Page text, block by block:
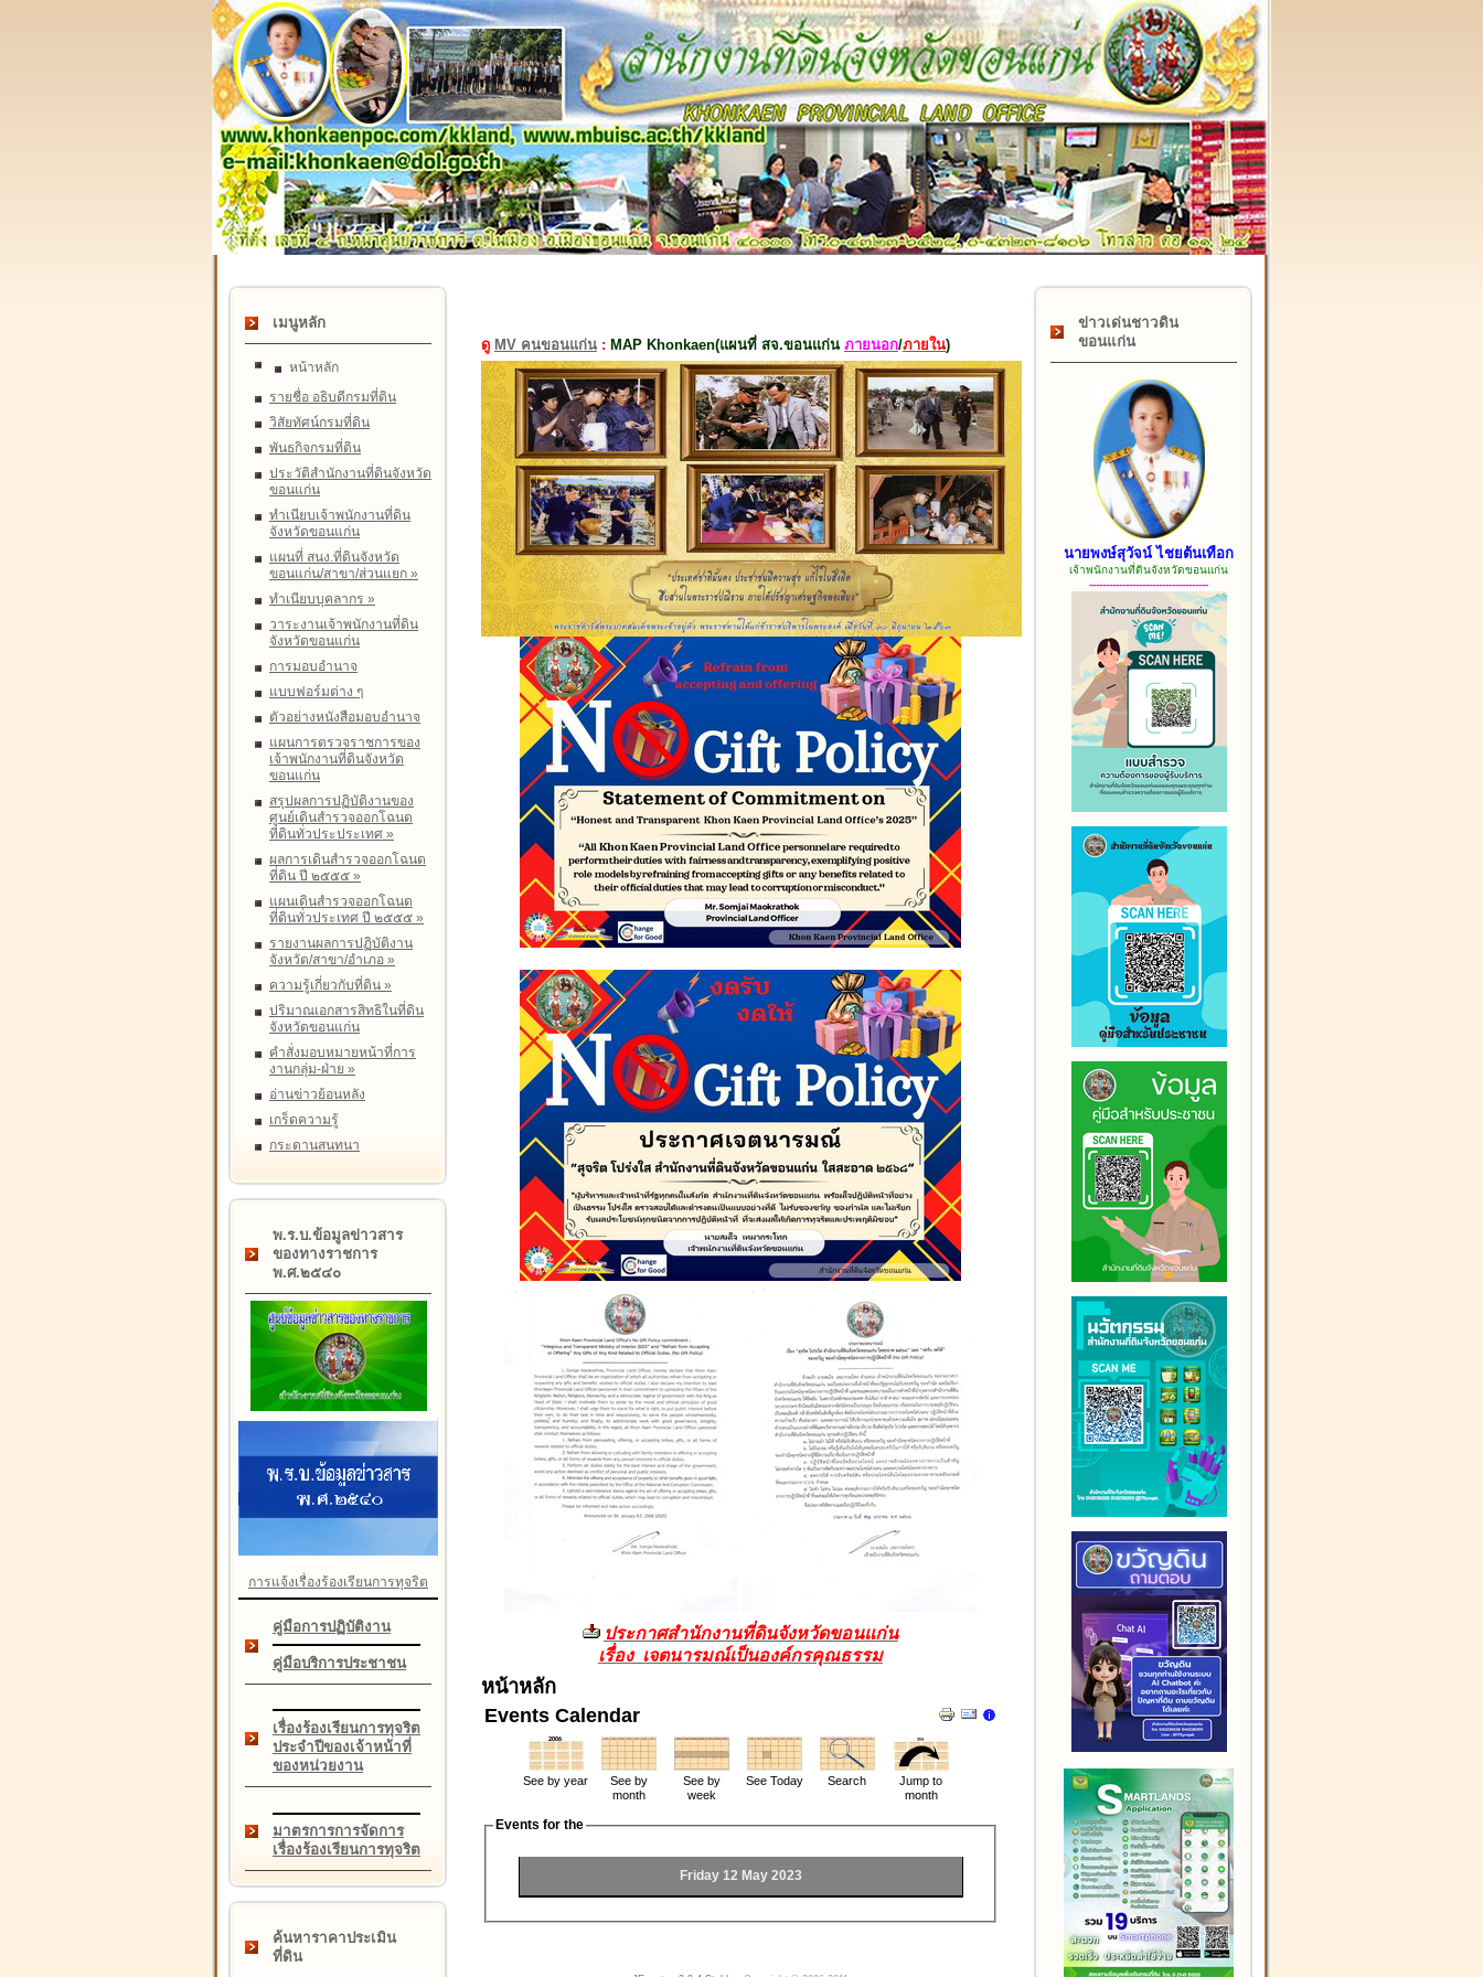
เมนูหลัก
หน้าหลัก
รายชื่อ อธิบดีกรมที่ดิน
วิสัยทัศน์กรมที่ดิน
พันธกิจกรมที่ดิน
ประวัติสำนักงานที่ดินจังหวัด
ขอนแก่น
ทำเนียบเจ้าพนักงานที่ดิน
จังหวัดขอนแก่น
แผนที่ สนง.ที่ดินจังหวัด
ขอนแก่น/สาขา/ส่วนแยก »
ทำเนียบบุคลากร »
วาระงานเจ้าพนักงานที่ดิน
จังหวัดขอนแก่น
การมอบอำนาจ
แบบฟอร์มต่าง ๆ
ตัวอย่างหนังสือมอบอำนาจ
แผนการตรวจราชการของ
เจ้าพนักงานที่ดินจังหวัด
ขอนแก่น
สรุปผลการปฏิบัติงานของ
ศูนย์เดินสำรวจออกโฉนด
ที่ดินทั่วประประเทศ »
ผลการเดินสำรวจออกโฉนด
ที่ดิน ปี ๒๕๕๕ »
แผนเดินสำรวจออกโฉนด
ที่ดินทั่วประเทศ ปี ๒๕๕๕ »
รายงานผลการปฏิบัติงาน
จังหวัด/สาขา/อำเภอ »
ความรู้เกี่ยวกับที่ดิน »
ปริมาณเอกสารสิทธิในที่ดิน
จังหวัดขอนแก่น
คำสั่งมอบหมายหน้าที่การ
งานกลุ่ม-ฝ่าย »
อ่านข่าวย้อนหลัง
เกร็ดความรู้
กระดานสนทนา
พ.ร.บ.ข้อมูลข่าวสาร
ของทางราชการ
พ.ศ.๒๕๔๐
การแจ้งเรื่องร้องเรียนการทุจริต
คู่มือการปฏิบัติงาน
คู่มือบริการประชาชน
เรื่องร้องเรียนการทุจริต
ประจำปีของเจ้าหน้าที่
ของหน่วยงาน
มาตรการการจัดการ
เรื่องร้องเรียนการทุจริต
ค้นหาราคาประเมิน
ที่ดิน
๑๗ กุมภาพันธ์ "วันคล้ายวันสถาปนากรมที่ดิน" ครบรอบ ๑๒๒
ดู MV คนขอนแก่น : MAP Khonkaen(แผนที่ สจ.ขอนแก่น ภายนอก/ภายใน)
ประกาศสำนักงานที่ดินจังหวัดขอนแก่น
เรื่อง เจตนารมณ์เป็นองค์กรคุณธรรม
หน้าหลัก
Events Calendar
See by year
See by
month
See by
week
See Today Search
Jump to
month
Events for the
Friday 12 May 2023
ข่าวเด่นชาวดิน
ขอนแก่น
นายพงษ์สุวัจน์ ไชยต้นเทือก
เจ้าพนักงานที่ดินจังหวัดขอนแก่น
------------------------------------